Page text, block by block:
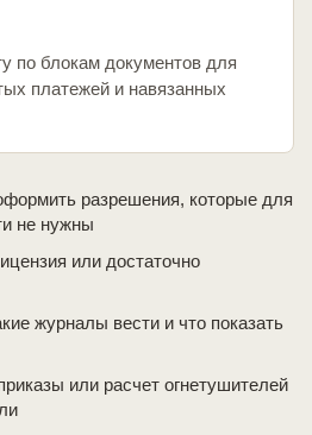
по блокам документов для
платежей и навязанных
разрешения, которые для
не нужны
или достаточно
журналы вести и что показать
или расчет огнетушителей